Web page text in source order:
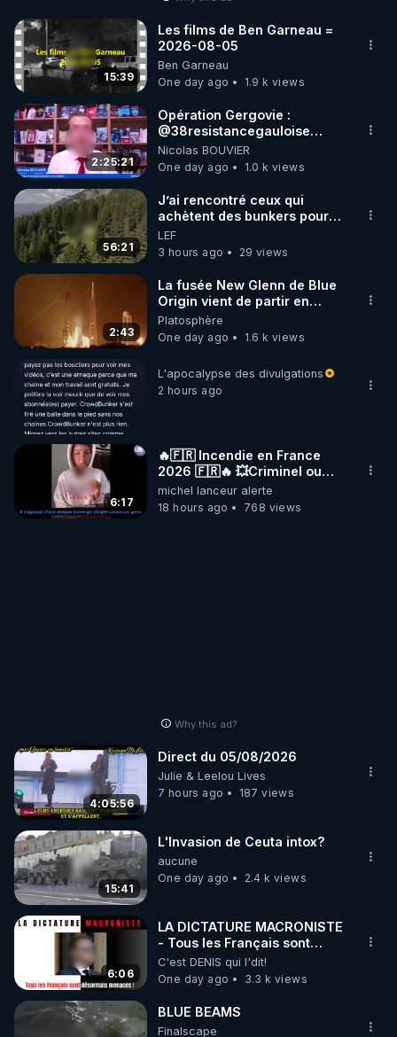
15:39
Les films de Ben Garneau =
2026-08-05
Ben Garneau
One day ago
1.9 k views
2:25:21
Opération Gergovie :
‪@38resistancegauloise‬
‪@MarionSigautOfficiel‬
‪@gladysriifard5710‬ Laëtitia
Nicolas BOUVIER
One day ago
1.0 k views
56:21
J’ai rencontré ceux qui
achètent des bunkers pour
survivre à la fin du monde
LEF
3 hours ago
29 views
2:43
La fusée New Glenn de Blue
Origin vient de partir en
fumée.
Platosphère
One day ago
1.6 k views
L'apocalypse des divulgations
2 hours ago
6:17
🔥🇫🇷 Incendie en France
2026 🇫🇷🔥 💥Criminel ou
coincidence naturelle?💥
@NostraDamoucho
michel lanceur alerte
18 hours ago
768 views
Why this ad?
4:05:56
Direct du 05/08/2026
Julie & Leelou Lives
7 hours ago
187 views
15:41
L'Invasion de Ceuta intox?
aucune
One day ago
2.4 k views
6:06
LA DICTATURE MACRONISTE
- Tous les Français sont
désormais menacés !
C'est DENIS qui l'dit!
One day ago
3.3 k views
BLUE BEAMS
Finalscape